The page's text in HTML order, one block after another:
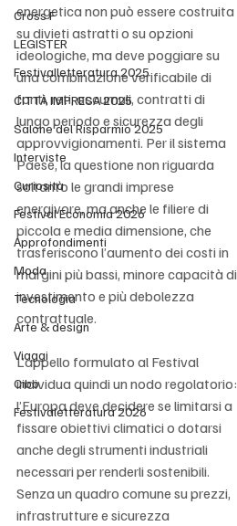
Cross F
LEGISTER
Festivalletteratura 2025
CITTÀ IMPRESA 2025
Salone del Risparmio 2025
Interviste
Curiosità
Festival Economia 2026
Approfondimenti
Moda
Tecnologia
Arte & design
Viaggi
Cibo
Festivaletteratura 2026
energetica non può essere costruita
su divieti astratti o su opzioni
ideologiche, ma deve poggiare su
una combinazione verificabile di
fonti, reti, accumuli, contratti di
lungo periodo e sicurezza degli
approvvigionamenti. Per il sistema
Paese, la questione non riguarda
soltanto le grandi imprese
energivore, ma anche le filiere di
piccola e media dimensione, che
trasferiscono l’aumento dei costi in
margini più bassi, minore capacità di
investimento e più debolezza
contrattuale.
L’appello formulato al Festival
individua quindi un nodo regolatorio:
l’Europa deve decidere se limitarsi a
fissare obiettivi climatici o dotarsi
anche degli strumenti industriali
necessari per renderli sostenibili.
Senza un quadro comune su prezzi,
infrastrutture e sicurezza